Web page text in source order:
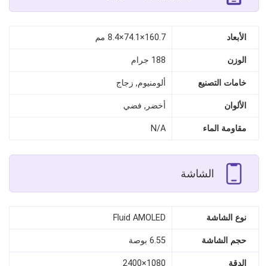
الأبعاد 160.7×74.1×8.4 مم
الوزن 188 جرام
خامات التصنيع ألومنيوم, زجاج
الألوان أخضر, فضي
مقاومة الماء N/A
الشاشة
نوع الشاشة Fluid AMOLED
حجم الشاشة 6.55 بوصة
الدقة 1080×2400